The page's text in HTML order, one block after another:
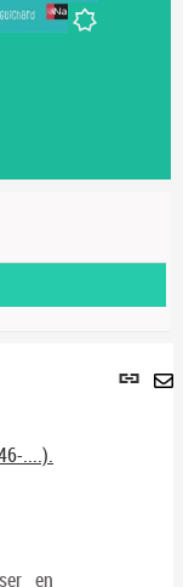
Lien
....).
en